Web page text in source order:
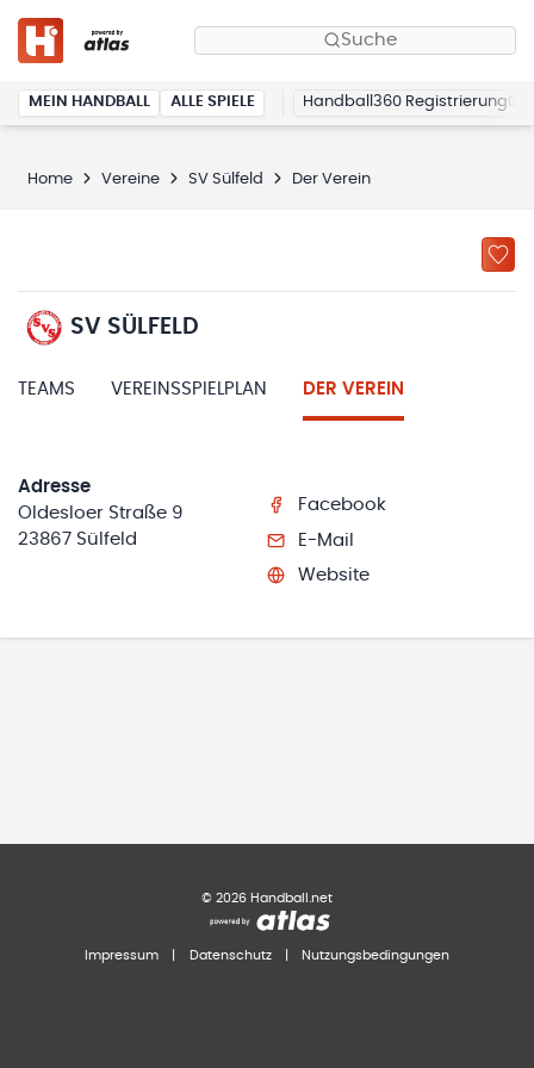
Suche
MEIN HANDBALL ALLE SPIELE Handball360 Registrierung
Home Vereine SV Sülfeld Der Verein
SV SÜLFELD
TEAMS VEREINSSPIELPLAN DER VEREIN
Adresse
Oldesloer Straße 9
23867 Sülfeld
Facebook
E-Mail
Website
© 2026 Handball.net
Impressum Datenschutz Nutzungsbedingungen